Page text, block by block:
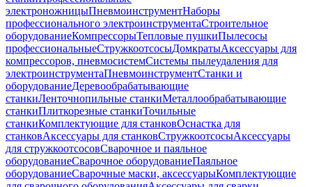
электроножницыПневмоинструментНаборы
профессионального электроинструментаСтроительное
оборудованиеКомпрессорыТепловые пушкиПылесосы
профессиональныеСтружкоотсосыДомкратыАксессуары для
компрессоров, пневмосистемСистемы пылеудаления для
электроинструментаПневмоинструментСтанки и
оборудованиеДеревообрабатывающие
станкиЛенточнопильные станкиМеталлообрабатывающие
станкиПлиткорезные станкиТочильные
станкиКомплектующие для станковОснастка для
станковАксессуары для станковСтружкоотсосыАксессуары
для стружкоотсосовСварочное и паяльное
оборудованиеСварочное оборудованиеПаяльное
оборудованиеСварочные маски, аксессуарыКомплектующие